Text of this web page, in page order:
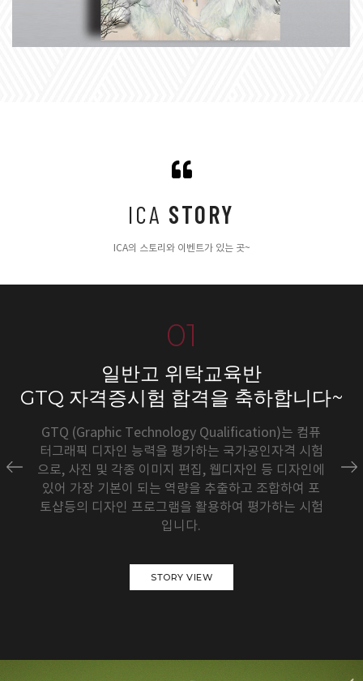
ICA STORY
ICA의 스토리와 이벤트가 있는 곳~
01
일반고 위탁교육반
GTQ 자격증시험 합격을 축하합니다~
GTQ (Graphic Technology Qualification)는 컴퓨
터그래픽 디자인 능력을 평가하는 국가공인자격 시험
으로, 사진 및 각종 이미지 편집, 웹디자인 등 디자인에
있어 가장 기본이 되는 역량을 추출하고 조합하여 포
토샵등의 디자인 프로그램을 활용하여 평가하는 시험
입니다.
STORY VIEW